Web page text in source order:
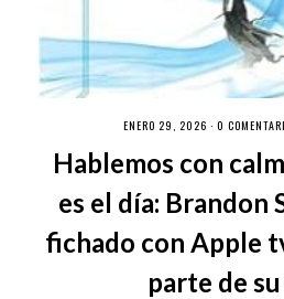
ENERO 29, 2026 · 0
Hablemos con
es el día: Brandon
fichado con Apple
parte de